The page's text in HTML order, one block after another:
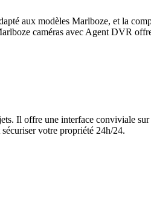
aux modèles Marlboze, et la
caméras avec Agent DVR
Il offre une interface conviviale
votre propriété 24h/24.